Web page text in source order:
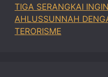
TIGA SERANGKAI
AHLUSSUNNAH
TERORISME